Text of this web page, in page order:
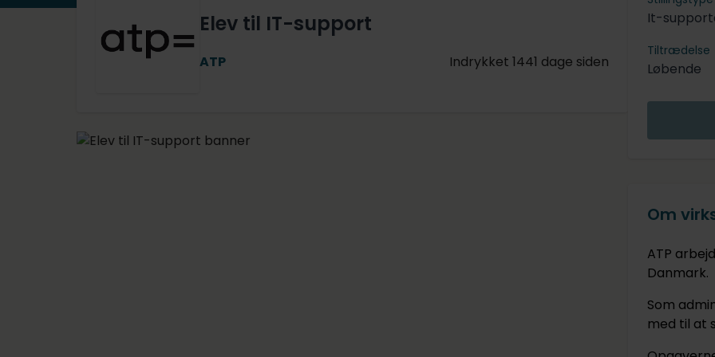
Elev til IT-support
ATP Indrykket 1441 dage siden
It-
Tiltrædelse
Løbende
Om
ATP
Danmark.
Som
med til at